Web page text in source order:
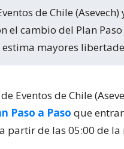
el cambio del Plan
mayores
Eventos de Chile
Paso a Paso que
partir de las 05:00 de la